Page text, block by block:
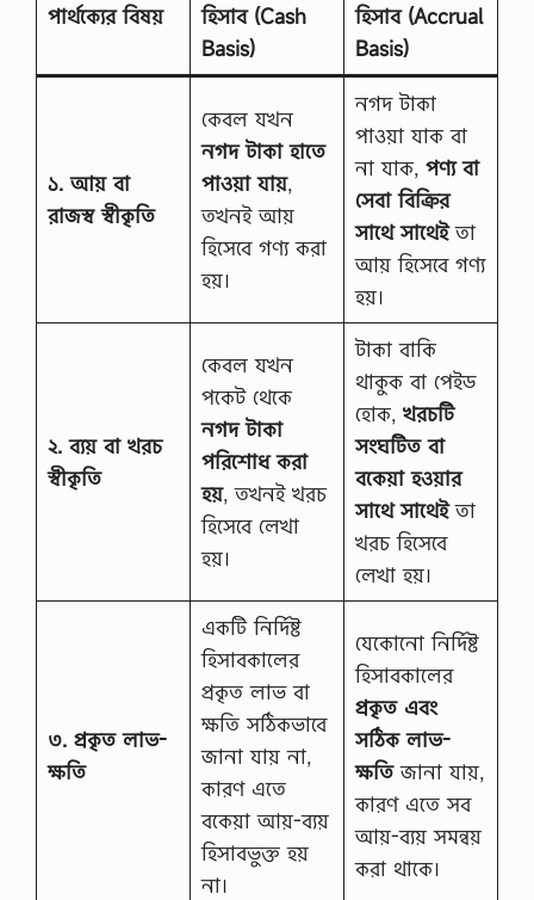
পার্থক্যের বিষয়
হিসাব (Cash
Basis)
হিসাব (Accrual
Basis)
১. আয় বা
রাজস্ব স্বীকৃতি
কেবল যখন
নগদ টাকা হাতে
পাওয়া যায়,
তখনই আয়
হিসেবে গণ্য করা
হয়।
নগদ টাকা
পাওয়া যাক বা
না যাক, পণ্য বা
সেবা বিক্রির
সাথে সাথেইতা
আয় হিসেবে গণ্য
হয়।
২. ব্যয় বা খরচ
স্বীকৃতি
কেবল যখন
পকেট থেকে
নগদ টাকা
পরিশোধ করা
হয়, তখনই খরচ
হিসেবে লেখা
হয়।
টাকা বাকি
থাকুক বা পেইড
হোক, খরচটি
সংঘটিত বা
বকেয়া হওয়ার
সাথে সাথেইতা
খরচ হিসেবে
লেখা হয়।
৩. প্রকৃত লাভ-
ক্ষতি
একটি নির্দিষ্ট
হিসাবকালের
প্রকৃত লাভ বা
ক্ষতি সঠিকভাবে
জানা যায় না,
কারণ এতে
বকেয়া আয়-ব্যয়
হিসাবভুক্ত হয়
না।
যেকোনো নির্দিষ্ট
হিসাবকালের
প্রকৃত এবং
সঠিক লাভ-
ক্ষতিজানা যায়,
কারণ এতে সব
আয়-ব্যয় সমন্বয়
করা থাকে।